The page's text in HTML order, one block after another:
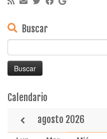
Buscar
Buscar:
Calendario
agosto 2026